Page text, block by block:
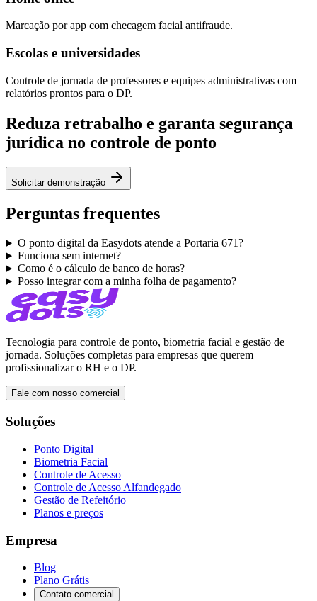
Marcação por app com checagem facial antifraude.
Escolas e universidades
Controle de jornada de professores e equipes administrativas com
relatórios prontos para o DP.
Reduza retrabalho e garanta segurança
jurídica no controle de ponto
Solicitar demonstração
Perguntas frequentes
O ponto digital da Easydots atende a Portaria 671?
Funciona sem internet?
Como é o cálculo de banco de horas?
Posso integrar com a minha folha de pagamento?
Tecnologia para controle de ponto, biometria facial e gestão de
jornada. Soluções completas para empresas que querem
profissionalizar o RH e o DP.
Fale com nosso comercial
Soluções
Ponto Digital
Biometria Facial
Controle de Acesso
Controle de Acesso Alfandegado
Gestão de Refeitório
Planos e preços
Empresa
Blog
Plano Grátis
Contato comercial